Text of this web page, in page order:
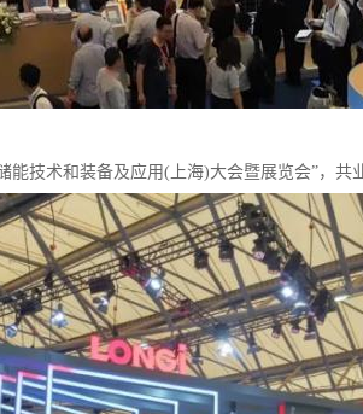
能技术和装备及应用(上海)大会暨展览会”，共